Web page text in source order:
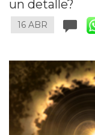
un detalle?
16 ABR